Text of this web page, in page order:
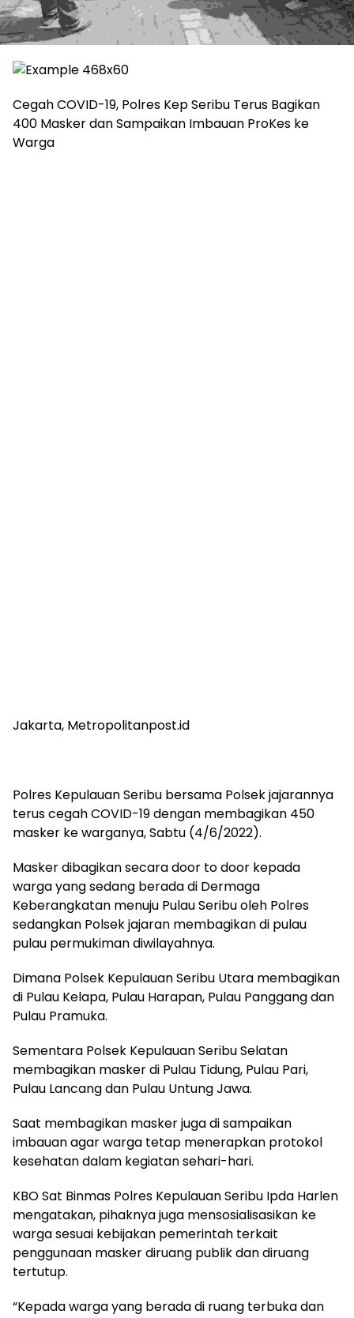
Cegah COVID-19, Polres Kep Seribu Terus Bagikan
400 Masker dan Sampaikan Imbauan ProKes ke
Warga
Jakarta, Metropolitanpost.id
Polres Kepulauan Seribu bersama Polsek jajarannya
terus cegah COVID-19 dengan membagikan 450
masker ke warganya, Sabtu (4/6/2022).
Masker dibagikan secara door to door kepada
warga yang sedang berada di Dermaga
Keberangkatan menuju Pulau Seribu oleh Polres
sedangkan Polsek jajaran membagikan di pulau
pulau permukiman diwilayahnya.
Dimana Polsek Kepulauan Seribu Utara membagikan
di Pulau Kelapa, Pulau Harapan, Pulau Panggang dan
Pulau Pramuka.
Sementara Polsek Kepulauan Seribu Selatan
membagikan masker di Pulau Tidung, Pulau Pari,
Pulau Lancang dan Pulau Untung Jawa.
Saat membagikan masker juga di sampaikan
imbauan agar warga tetap menerapkan protokol
kesehatan dalam kegiatan sehari-hari.
KBO Sat Binmas Polres Kepulauan Seribu Ipda Harlen
mengatakan, pihaknya juga mensosialisasikan ke
warga sesuai kebijakan pemerintah terkait
penggunaan masker diruang publik dan diruang
tertutup.
“Kepada warga yang berada di ruang terbuka dan